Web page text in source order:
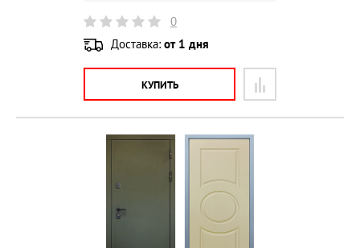
0
Доставка: от 1 дня
КУПИТЬ